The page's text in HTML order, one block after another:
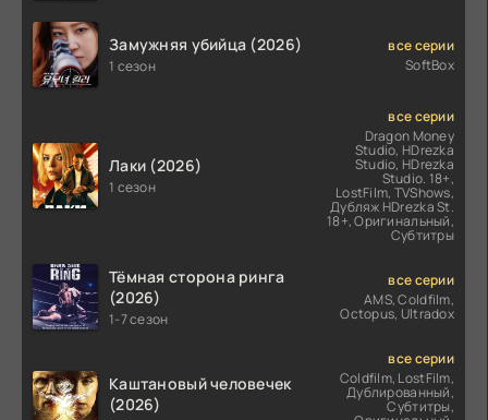
Замужняя убийца (2026)
1 сезон
все серии
SoftBox
Лаки (2026)
1 сезон
все серии
Dragon Money
Studio, HDrezka
Studio, HDrezka
Studio. 18+,
LostFilm, TVShows,
Дубляж HDrezka St.
18+, Оригинальный,
Субтитры
Тёмная сторона ринга
(2026)
1-7 сезон
все серии
AMS, Coldfilm,
Octopus, Ultradox
Каштановый человечек
(2026)
все серии
Coldfilm, LostFilm,
Дублированный,
Субтитры,